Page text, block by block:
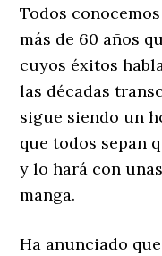
Todos
más de 60 años
cuyos éxitos
las décadas
sigue siendo un
que todos sepan
y lo hará con
manga.
Ha anunciado